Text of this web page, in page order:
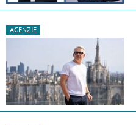
AGENZIE